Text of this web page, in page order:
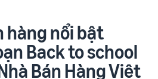
hàng nổi bật
Back to school
Bán Hàng Việt